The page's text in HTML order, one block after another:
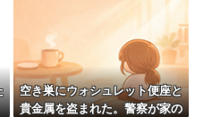
空き巣にウォシュレット便座と
貴金属を盗まれた。警察が家の